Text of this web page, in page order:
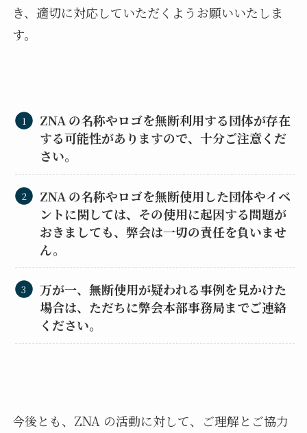
き、適切に対応していただくようお願いいたしま
す。
ZNA の名称やロゴを無断利用する団体が存在
する可能性がありますので、十分ご注意くだ
さい。
ZNA の名称やロゴを無断使用した団体やイベ
ントに関しては、その使用に起因する問題が
おきましても、弊会は一切の責任を負いませ
ん。
万が一、無断使用が疑われる事例を見かけた
場合は、ただちに弊会本部事務局までご連絡
ください。
今後とも、ZNA の活動に対して、ご理解とご協力